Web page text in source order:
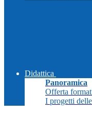
Didattica
Panoramica
Offerta
I progetti